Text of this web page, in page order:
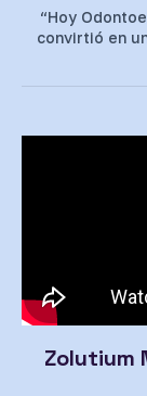
“Hoy
convirtió en
Zolutium